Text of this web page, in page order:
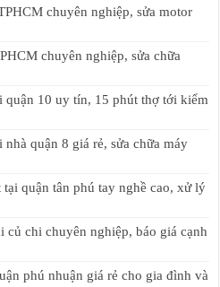
chuyên nghiệp, sửa motor
chuyên nghiệp, sửa chữa
quận 10 uy tín, 15 phút thợ tới kiểm
quận 8 giá rẻ, sửa chữa máy
quận tân phú tay nghề cao, xử lý
củ chi chuyên nghiệp, báo giá cạnh
phú nhuận giá rẻ cho gia đình và